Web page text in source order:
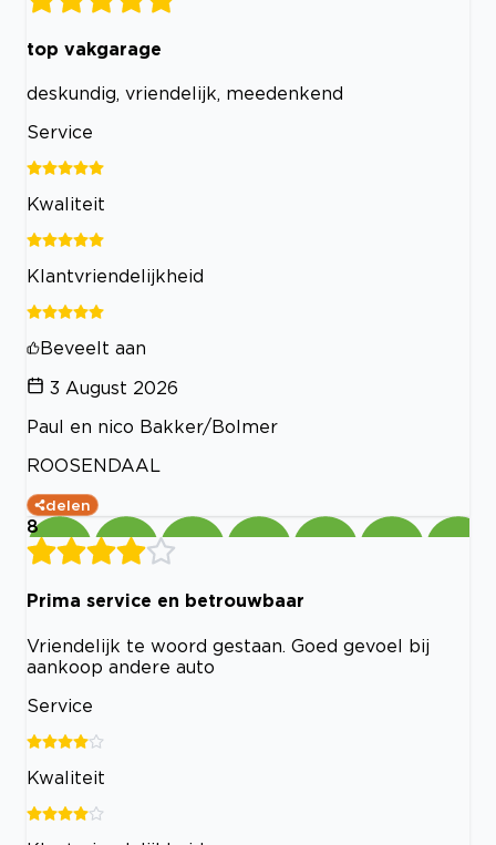
top vakgarage
deskundig, vriendelijk, meedenkend
Service
Kwaliteit
Klantvriendelijkheid
Beveelt aan
3 August 2026
Paul en nico Bakker/Bolmer
ROOSENDAAL
delen
8
Prima service en betrouwbaar
Vriendelijk te woord gestaan. Goed gevoel bij
aankoop andere auto
Service
Kwaliteit